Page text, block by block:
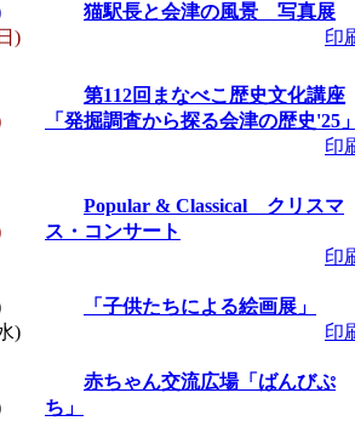
)
猫駅長と会津の風景 写真展
印
第112回まなべこ歴史文化講座
「発掘調査から探る会津の歴史'25
印
Popular & Classical クリスマ
ス・コンサート
印
)
「子供たちによる絵画展」
印
赤ちゃん交流広場「ばんびぷ
ち」